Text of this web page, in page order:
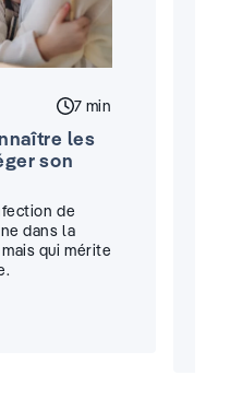
Temps de lecture :
7 min
les
son
de
dans la
qui mérite